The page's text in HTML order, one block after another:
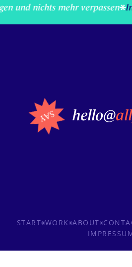
und nichts mehr verpassen
hello@
START WORK ABOUT